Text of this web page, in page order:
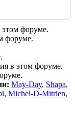
этом форуме.
форуме.
в этом форуме.
May-Day, Shapa,
, Michel-D-Mitrien,